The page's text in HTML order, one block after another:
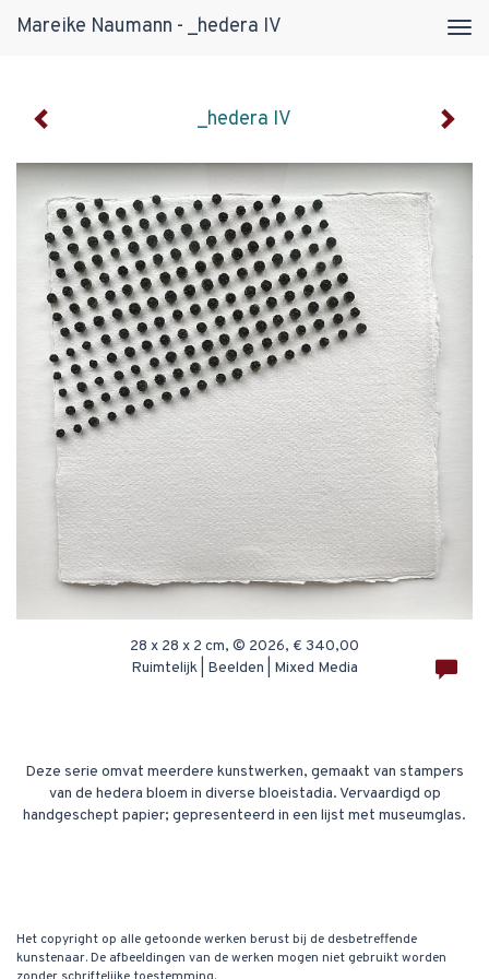
Mareike Naumann - _hedera IV
_hedera IV
28 x 28 x 2 cm, © 2026, € 340,00
Ruimtelijk | Beelden | Mixed Media
Deze serie omvat meerdere kunstwerken, gemaakt van stampers
van de hedera bloem in diverse bloeistadia. Vervaardigd op
handgeschept papier; gepresenteerd in een lijst met museumglas.
Het copyright op alle getoonde werken berust bij de desbetreffende
kunstenaar. De afbeeldingen van de werken mogen niet gebruikt worden